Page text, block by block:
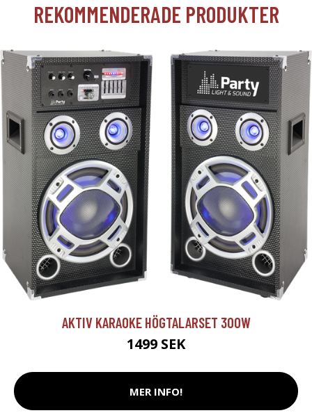
REKOMMENDERADE PRODUKTER
AKTIV KARAOKE HÖGTALARSET 300W
1499 SEK
MER INFO!